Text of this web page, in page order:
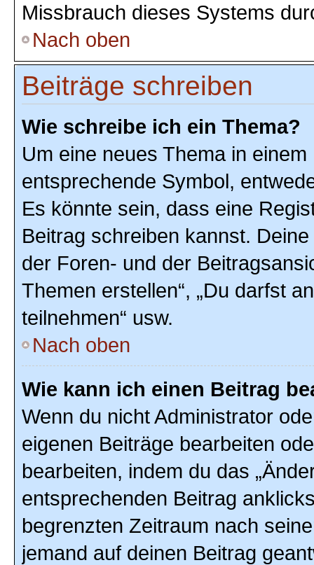
Missbrauch dieses Systems
Nach oben
Beiträge schreiben
Wie schreibe ich ein Thema?
Um eine neues Thema in
entsprechende Symbol,
Es könnte sein, dass eine
Beitrag schreiben kannst.
der Foren- und der
Themen erstellen“, „Du darfst
teilnehmen“ usw.
Nach oben
Wie kann ich einen Beitrag
Wenn du nicht Administrator
eigenen Beiträge bearbeiten
bearbeiten, indem du das
entsprechenden Beitrag
begrenzten Zeitraum nach
jemand auf deinen Beitrag